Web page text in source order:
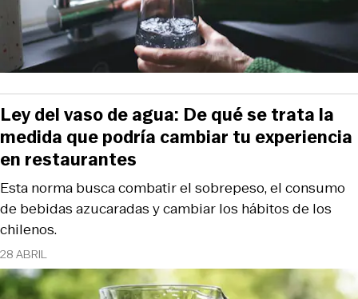
28 ABRIL
Esta norma busca combatir el sobrepeso, el consumo
de bebidas azucaradas y cambiar los hábitos de los
chilenos.
Ley del vaso de agua: De qué se trata la
medida que podría cambiar tu experiencia
en restaurantes